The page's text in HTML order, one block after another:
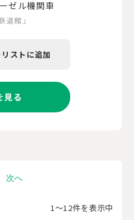
ゼル機関車
道館」
ストに追加
見る
次へ
1〜12件を表示中